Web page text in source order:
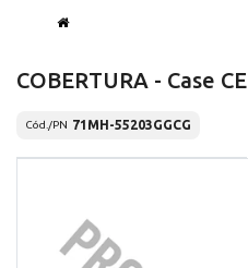
COBERTURA - Case CE
Cód./PN 71MH-55203GGCG